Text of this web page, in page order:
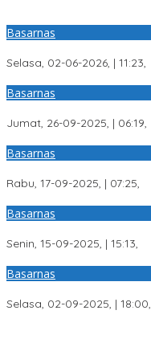
Basarnas
Selasa, 02-06-2026, | 11:23,
Basarnas
Jumat, 26-09-2025, | 06:19,
Basarnas
Rabu, 17-09-2025, | 07:25,
Basarnas
Senin, 15-09-2025, | 15:13,
Basarnas
Selasa, 02-09-2025, | 18:00,